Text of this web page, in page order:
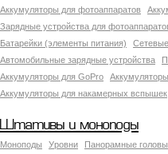
Аккумуляторы для фотоаппаратов
Зарядные устройства для
Батарейки (элементы питания)
Автомобильные зарядные устройства
Аккумуляторы для GoPro
Аккумуляторы для накамерных вспышек
Штативы и моноподы
Моноподы Уровни Панорамные головы